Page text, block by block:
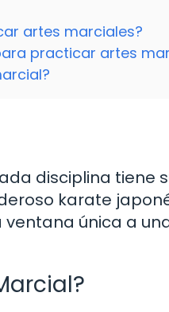
artes marciales?
practicar artes
disciplina tiene
karate
única a